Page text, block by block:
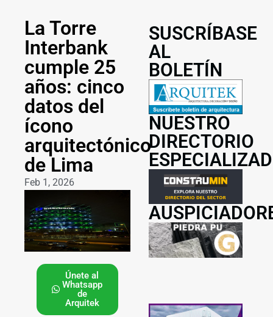
La Torre
Interbank
cumple 25
años: cinco
datos del
ícono
arquitectónico
de Lima
Feb 1, 2026
Únete al
Whatsapp
de
Arquitek
SUSCRÍBASE
AL
BOLETÍN
NUESTRO
DIRECTORIO